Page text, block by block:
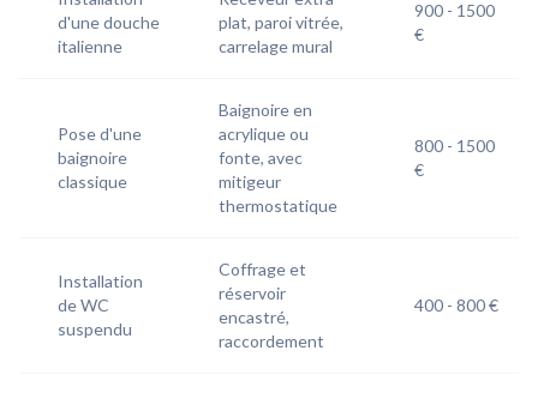
d'une douche
italienne
plat, paroi vitrée,
carrelage mural
900 - 1500
€
Pose d'une
baignoire
classique
Baignoire en
acrylique ou
fonte, avec
mitigeur
thermostatique
800 - 1500
€
Installation
de WC
suspendu
Coffrage et
réservoir
encastré,
raccordement
400 - 800 €